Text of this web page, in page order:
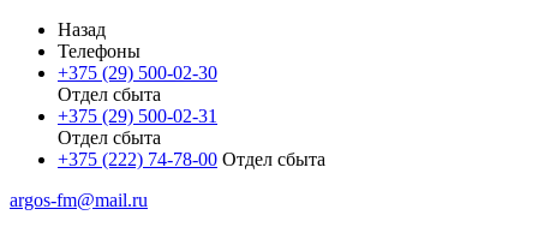
Назад
Телефоны
+375 (29) 500-02-30
Отдел сбыта
+375 (29) 500-02-31
Отдел сбыта
+375 (222) 74-78-00 Отдел сбыта
argos-fm@mail.ru